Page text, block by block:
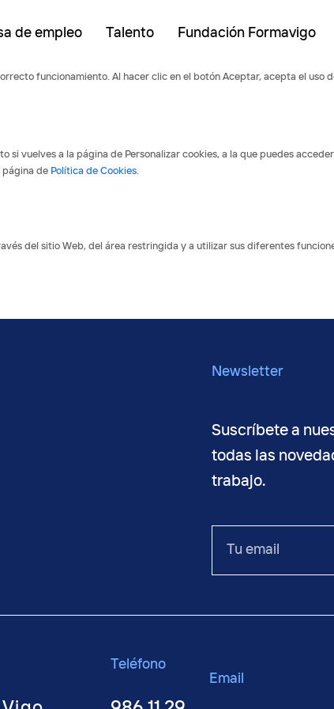
de empleo Talento Fundación Formavigo
funcionamiento. Al hacer clic en el botón Aceptar, acepta el uso
si vuelves a la página de Personalizar cookies, a la que puedes
página de Política de Cookies.
del sitio Web, del área restringida y a utilizar sus diferentes
Newsletter
Suscríbete a
todas las
trabajo.
email
Teléfono
Email